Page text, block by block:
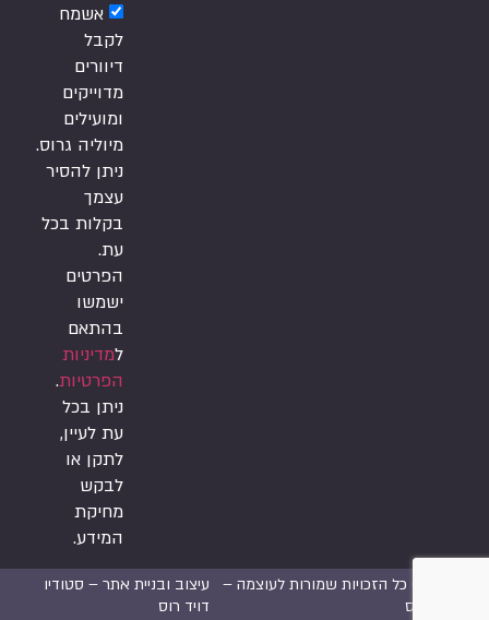
אשמח
לקבל
דיוורים
מדוייקים
ומועילים
מיוליה גרוס.
ניתן להסיר
עצמך
בקלות בכל
עת.
הפרטים
ישמשו
בהתאם
למדיניות
הפרטיות.
ניתן בכל
עת לעיין,
לתקן או
לבקש
מחיקת
המידע.
2026 © כל הזכויות שמורות לעוצמה –
יוליה גרוס
עיצוב ובניית אתר – סטודיו
דויד רוס